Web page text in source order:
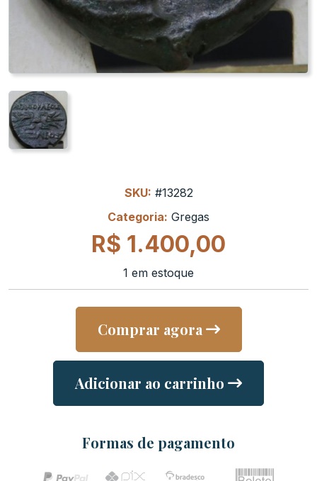
SKU: #13282
Categoria: Gregas
R$ 1.400,00
1 em estoque
Comprar agora
Adicionar ao carrinho
Formas de pagamento